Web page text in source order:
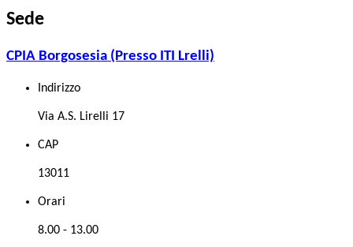
Sede
CPIA Borgosesia (Presso ITI Lrelli)
Indirizzo
Via A.S. Lirelli 17
CAP
13011
Orari
8.00 - 13.00